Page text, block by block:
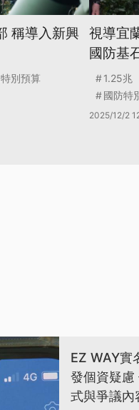
稱導入新興
別預算
視導宜
國防基
1.25兆
國防特
2025/12/2
EZ WAY實
發個資疑慮
式與爭議內